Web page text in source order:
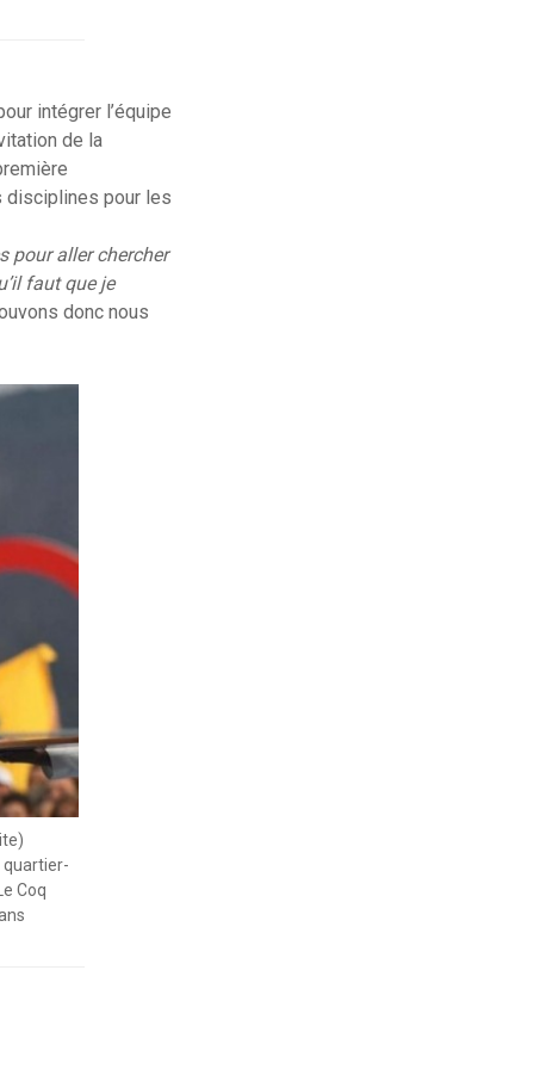
intégrer l’équipe
de la
disciplines pour les
pour aller chercher
faut que je
donc nous
quartier-
Coq